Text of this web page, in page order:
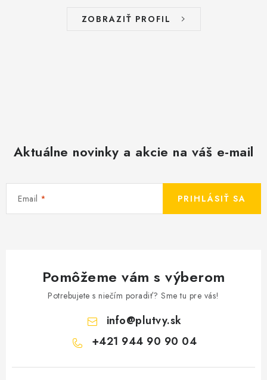
ZOBRAZIŤ PROFIL
Aktuálne novinky a akcie na váš e-mail
Email PRIHLÁSIŤ SA
Pomôžeme vám s výberom
Potrebujete s niečím poradiť? Sme tu pre vás!
info@plutvy.sk
+421 944 90 90 04